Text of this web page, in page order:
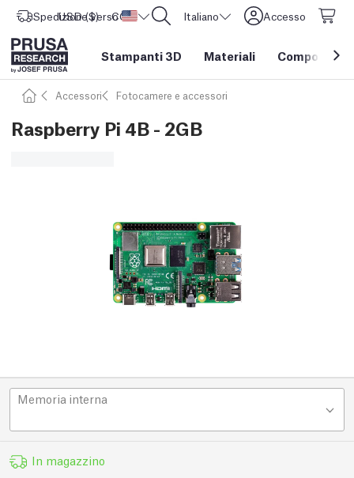
Spedizione verso Stati Uniti d'America
USD ($) CORE One L: Ora disponibile! Italiano Accesso
Stampanti 3D Materiali Componenti
Accessori Fotocamere e accessori
Raspberry Pi 4B - 2GB
Memoria interna
In magazzino